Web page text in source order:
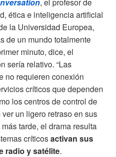
ética e inteligencia artificial
la Universidad Europea,
de un mundo totalmente
minuto, dice, el
sería relativo. “Las
no requieren conexión
críticos que dependen
los centros de control de
un ligero retraso en sus
tarde, el drama resulta
críticosactivan sus
radio y satélite.